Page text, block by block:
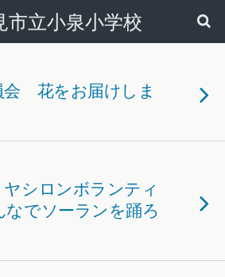
市立小泉小学校
会 花をお届けしま
シロンボランティ
なでソーランを踊ろ